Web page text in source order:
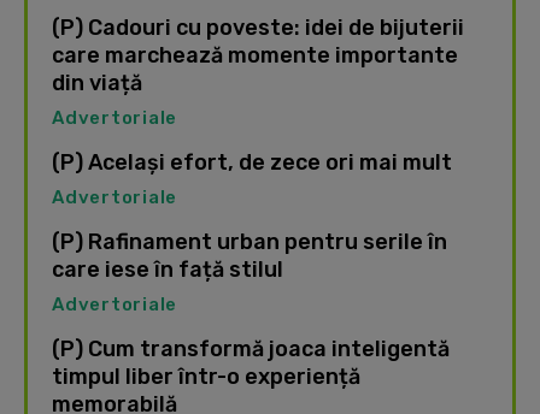
(P) Cadouri cu poveste: idei de bijuterii
care marchează momente importante
din viață
Advertoriale
(P) Același efort, de zece ori mai mult
Advertoriale
(P) Rafinament urban pentru serile în
care iese în față stilul
Advertoriale
(P) Cum transformă joaca inteligentă
timpul liber într-o experiență
memorabilă